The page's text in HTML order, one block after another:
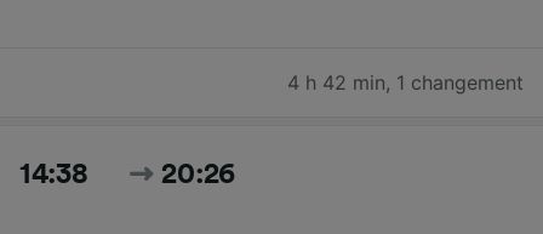
4 h 42 min, 1 changement
14:38 20:26